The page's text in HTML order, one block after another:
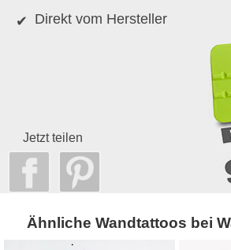
Direkt vom Hersteller
Jetzt teilen
Ähnliche Wandtattoos bei